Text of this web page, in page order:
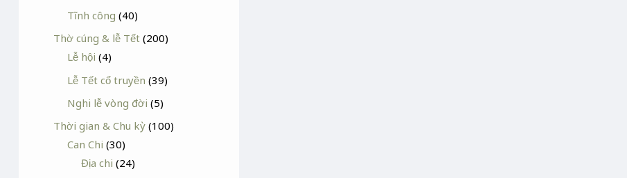
Tĩnh công (40)
Thờ cúng & lễ Tết (200)
Lễ hội (4)
Lễ Tết cổ truyền (39)
Nghi lễ vòng đời (5)
Thời gian & Chu kỳ (100)
Can Chi (30)
Địa chi (24)